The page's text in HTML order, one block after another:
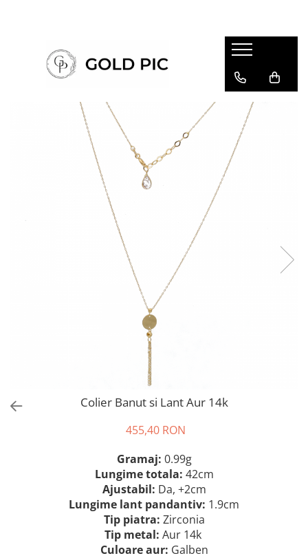
Colier Banut si Lant Aur 14k
455,40 RON
Gramaj: 0.99g
Lungime totala: 42cm
Ajustabil: Da, +2cm
Lungime lant pandantiv: 1.9cm
Tip piatra: Zirconia
Tip metal: Aur 14k
Culoare aur: Galben